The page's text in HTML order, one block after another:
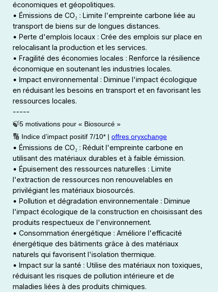
économiques et géopolitiques.
• Émissions de CO₂ : Limite l'empreinte carbone liée au
transport de biens sur de longues distances.
• Perte d'emplois locaux : Crée des emplois sur place en
relocalisant la production et les services.
• Fragilité des économies locales : Renforce la résilience
économique en soutenant les industries locales.
• Impact environnemental : Diminue l'impact écologique
en réduisant les besoins en transport et en favorisant les
ressources locales.
-----
🍃5 motivations pour « Biosourcé »
🔢 Indice d’impact positif 7/10* | offres oryxchange
• Émissions de CO₂ : Réduit l'empreinte carbone en
utilisant des matériaux durables et à faible émission.
• Épuisement des ressources naturelles : Limite
l'extraction de ressources non renouvelables en
privilégiant les matériaux biosourcés.
• Pollution et dégradation environnementale : Diminue
l'impact écologique de la construction en choisissant des
produits respectueux de l'environnement.
• Consommation énergétique : Améliore l'efficacité
énergétique des bâtiments grâce à des matériaux
naturels qui favorisent l'isolation thermique.
• Impact sur la santé : Utilise des matériaux non toxiques,
réduisant les risques de pollution intérieure et de
maladies liées à des produits chimiques.